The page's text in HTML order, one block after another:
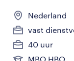
Nederland
vast
40 uur
MBO,HBO